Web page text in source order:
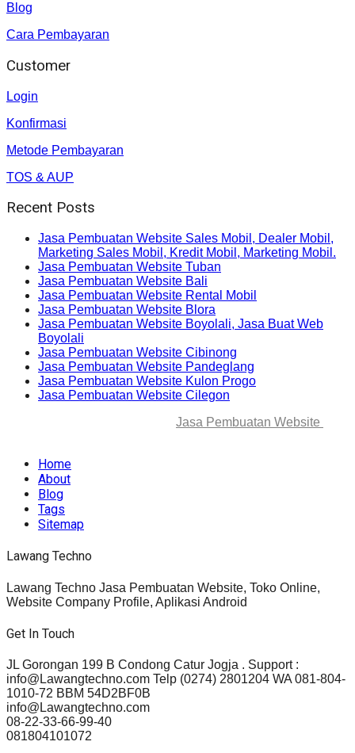
Blog
Cara Pembayaran
Customer
Login
Konfirmasi
Metode Pembayaran
TOS & AUP
Recent Posts
Jasa Pembuatan Website Sales Mobil, Dealer Mobil,
Marketing Sales Mobil, Kredit Mobil, Marketing Mobil.
Jasa Pembuatan Website Tuban
Jasa Pembuatan Website Bali
Jasa Pembuatan Website Rental Mobil
Jasa Pembuatan Website Blora
Jasa Pembuatan Website Boyolali, Jasa Buat Web
Boyolali
Jasa Pembuatan Website Cibinong
Jasa Pembuatan Website Pandeglang
Jasa Pembuatan Website Kulon Progo
Jasa Pembuatan Website Cilegon
Jasa Pembuatan Website
Home
About
Blog
Tags
Sitemap
Lawang Techno
Lawang Techno Jasa Pembuatan Website, Toko Online,
Website Company Profile, Aplikasi Android
Get In Touch
JL Gorongan 199 B Condong Catur Jogja . Support :
info@Lawangtechno.com Telp (0274) 2801204 WA 081-804-
1010-72 BBM 54D2BF0B
info@Lawangtechno.com
08-22-33-66-99-40
081804101072